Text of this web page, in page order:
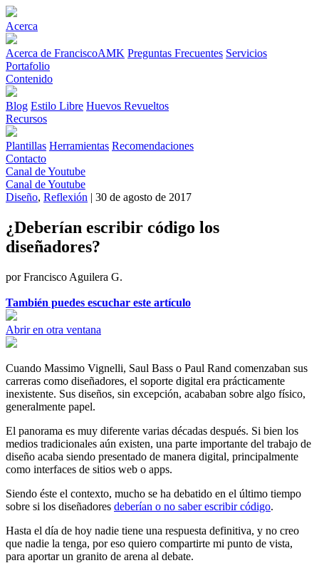
Acerca
Acerca de FranciscoAMK Preguntas Frecuentes Servicios
Portafolio
Contenido
Blog Estilo Libre Huevos Revueltos
Recursos
Plantillas Herramientas Recomendaciones
Contacto
Canal de Youtube
Canal de Youtube
Diseño, Reflexión | 30 de agosto de 2017
¿Deberían escribir código los
diseñadores?
por Francisco Aguilera G.
También puedes escuchar este artículo
Abrir en otra ventana
Cuando Massimo Vignelli, Saul Bass o Paul Rand comenzaban sus
carreras como diseñadores, el soporte digital era prácticamente
inexistente. Sus diseños, sin excepción, acababan sobre algo físico,
generalmente papel.
El panorama es muy diferente varias décadas después. Si bien los
medios tradicionales aún existen, una parte importante del trabajo de
diseño acaba siendo presentado de manera digital, principalmente
como interfaces de sitios web o apps.
Siendo éste el contexto, mucho se ha debatido en el último tiempo
sobre si los diseñadores deberían o no saber escribir código.
Hasta el día de hoy nadie tiene una respuesta definitiva, y no creo
que nadie la tenga, por eso quiero compartirte mi punto de vista,
para aportar un granito de arena al debate.